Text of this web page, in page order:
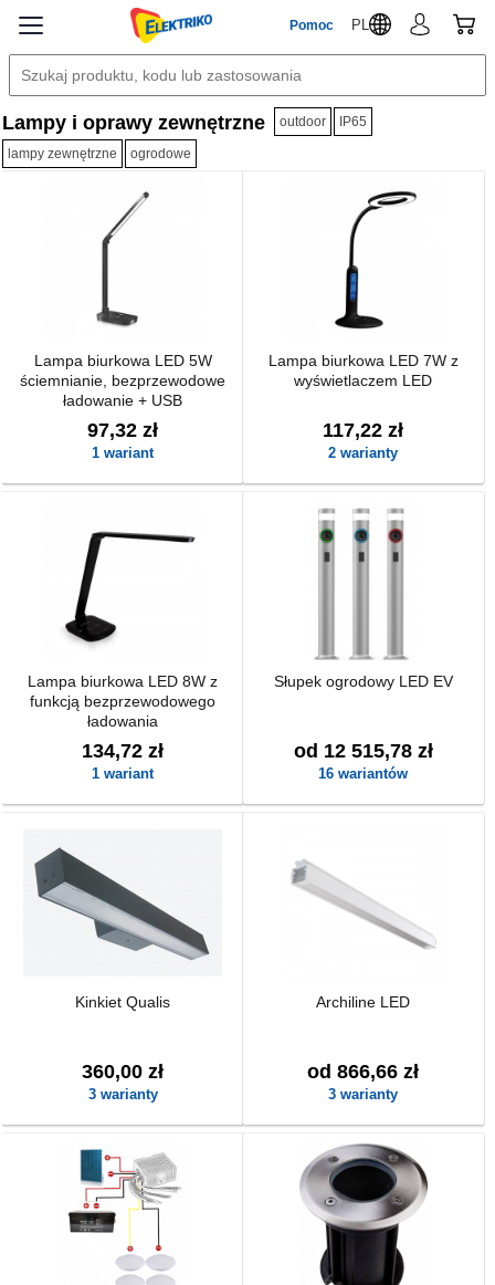
Pomoc PL
Lampy i oprawy zewnętrzne outdoor IP65
lampy zewnętrzne ogrodowe
Lampa biurkowa LED 5W
ściemnianie, bezprzewodowe
ładowanie + USB
97,32 zł
1 wariant
Lampa biurkowa LED 7W z
wyświetlaczem LED
117,22 zł
2 warianty
Lampa biurkowa LED 8W z
funkcją bezprzewodowego
ładowania
134,72 zł
1 wariant
Słupek ogrodowy LED EV
od 12 515,78 zł
16 wariantów
Kinkiet Qualis
360,00 zł
3 warianty
Archiline LED
od 866,66 zł
3 warianty